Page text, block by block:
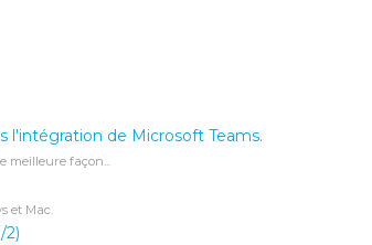
l'intégration de Microsoft Teams.
meilleure façon...
et Mac.
2)